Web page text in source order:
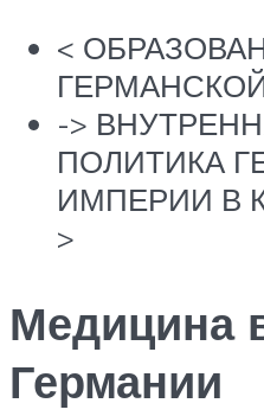
<
->
ПОЛИТИКА
ИМПЕРИИ В
>
Медицина
Германии